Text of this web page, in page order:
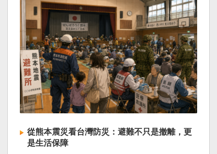
斷，台灣有堅定的意志，確保民主燈塔永明，自
由基石永固。
精氣神，不斷創造高質量發展新業績」。不懂什
麼是「精氣神」，還以為是假文件，是新時代習
近平思想嗎？ 最後一句是「會議還研究了其他事
項。」這是每次外媒最感興趣的問題，那就是人
事問題。港媒大做文章，排查二十屆中央委員清
洗了多少人？這為習近平的進一步獨裁和二十一
大續任鋪平道路。據統計，過去一年，已有十九
名中央委員被官方宣布落馬或罷免全國人大代表
職務。另外還有「失蹤」者。總共接近三十人。
領銜的是兩名政治局委員：軍委副主席張又俠與
新疆黨委書記馬興瑞。 軍方還有原中央軍委副主
立、原軍委政治工作部主任苗華、前信息支援部
隊政委李偉、前陸軍司令員李橋、前中央軍委裝
兩岸已有正常外交，中國也可致力提升國民福
祉。 如果一九四五年八一五台灣獨立了，就像二
戰後許多殖民地選擇獨立，成為杭廷頓第二波民
主化的歷史。獨立的台灣會像脫離日本殖民的韓
國，八一五這一天成為獨立紀念日及光復節。不
同於有國家歷史的朝鮮，台灣是新興國家，開展
自己國家的歷史。台灣沒有像朝鮮的左右路線競
逐政權，造成內戰形成南韓、北朝分裂國家的歷
史。或許會有左右路線政黨，形塑台灣的國家之
路。 如果一九四五年八一五台灣獨立了，一九四
九年中華人民共和國革命推翻中華民國，中國國
民黨蔣介石政權只能選擇海南島，國共競鬥的歷
史就會是另一種局面，與台灣無關。台灣沒有中
國問題，中國也沒有台灣問題。台灣與中國也不
從熊本震災看台灣防災：避難不只是撤離，更
是生活保障